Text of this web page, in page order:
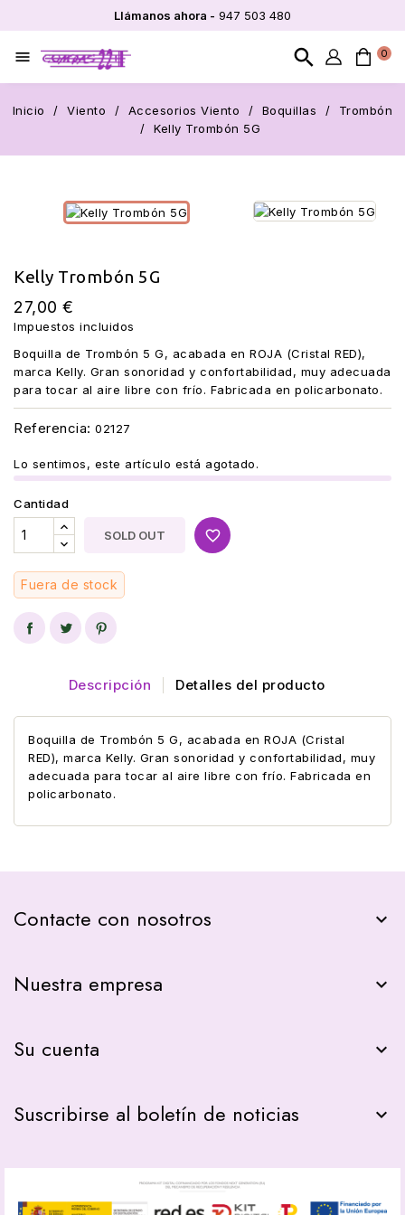
Llámanos ahora - 947 503 480
0
search

Inicio Viento Accesorios Viento Boquillas
Trombón
Kelly Trombón 5G
Kelly Trombón 5G
27,00 €
Impuestos incluidos
Boquilla de Trombón 5 G, acabada en ROJA (Cristal RED),
marca Kelly. Gran sonoridad y confortabilidad, muy adecuada
para tocar al aire libre con frío. Fabricada en policarbonato.
Referencia: 02127
Lo sentimos, este artículo está agotado.
Cantidad
SOLD OUT favorite_border
Fuera de stock
Descripción Detalles del producto
Boquilla de Trombón 5 G, acabada en ROJA (Cristal
RED), marca Kelly. Gran sonoridad y confortabilidad, muy
adecuada para tocar al aire libre con frío. Fabricada en
policarbonato.
Contacte con nosotros keyboard_arrow_down
Nuestra empresa 
Su cuenta 
Suscribirse al boletín de noticias 